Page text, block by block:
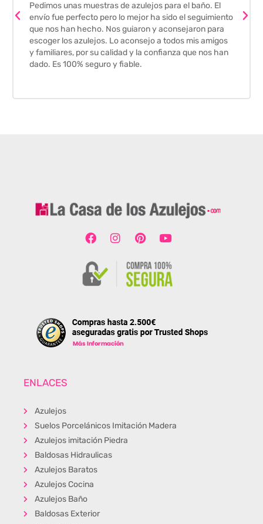
Pedimos unas muestras de azulejos para el baño. El
envío fue perfecto pero lo mejor ha sido el seguimiento
que nos han hecho. Nos guiaron y aconsejaron para
escoger los azulejos. Lo aconsejo a todos mis amigos
y familiares, por su calidad y la confianza que nos han
dado. Es 100% seguro y fiable.
ENLACES
Azulejos
Suelos Porcelánicos Imitación Madera
Azulejos imitación Piedra
Baldosas Hidraulicas
Azulejos Baratos
Azulejos Cocina
Azulejos Baño
Baldosas Exterior